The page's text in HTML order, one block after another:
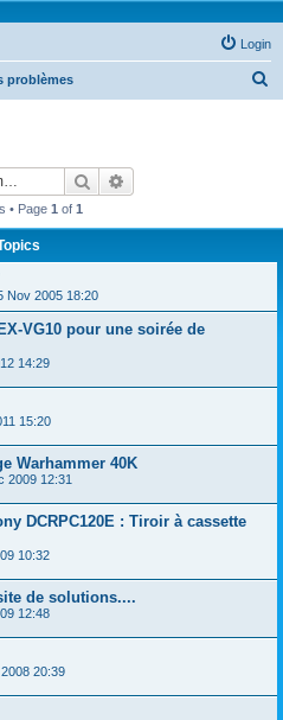
Login
problèmes
Search
• Page 1 of 1
Nov 2005 18:20
VG10 pour une soirée de
14:29
15:20
Warhammer 40K
2009 12:31
DCRPC120E : Tiroir à cassette
10:32
de solutions....
12:48
20:39